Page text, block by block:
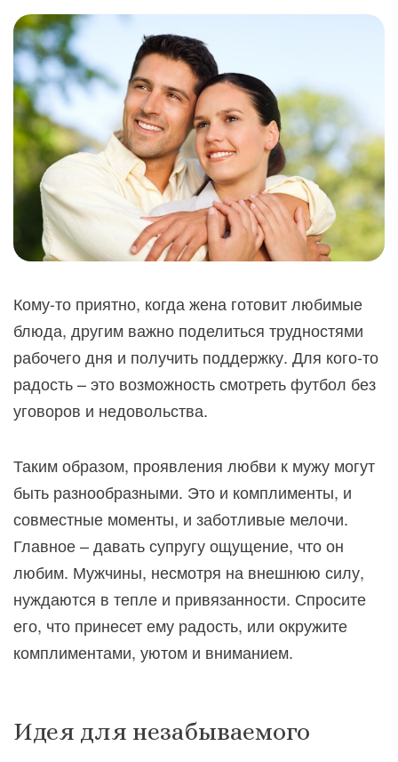
Кому-то приятно, когда жена готовит любимые
блюда, другим важно поделиться трудностями
рабочего дня и получить поддержку. Для кого-то
радость – это возможность смотреть футбол без
уговоров и недовольства.
Таким образом, проявления любви к мужу могут
быть разнообразными. Это и комплименты, и
совместные моменты, и заботливые мелочи.
Главное – давать супругу ощущение, что он
любим. Мужчины, несмотря на внешнюю силу,
нуждаются в тепле и привязанности. Спросите
его, что принесет ему радость, или окружите
комплиментами, уютом и вниманием.
Идея для незабываемого